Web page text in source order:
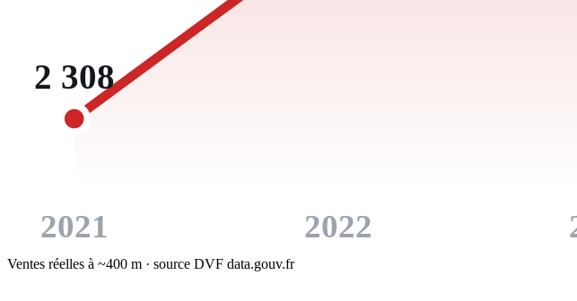
2 308
2021 2022
Ventes réelles à ~400 m · source DVF data.gouv.fr